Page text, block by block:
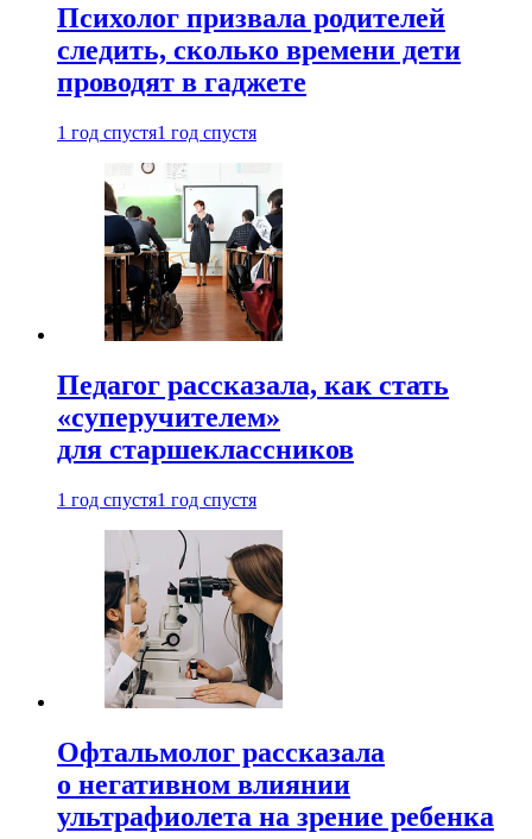
Психолог призвала родителей
следить, сколько времени дети
проводят в гаджете
1 год спустя1 год спустя
Педагог рассказала, как стать
«суперучителем»
для старшеклассников
1 год спустя1 год спустя
Офтальмолог рассказала
о негативном влиянии
ультрафиолета на зрение ребенка